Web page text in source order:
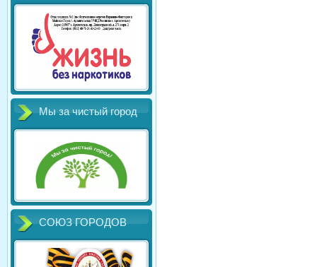
Мы за чистый город
СОЮЗ ГОРОДОВ